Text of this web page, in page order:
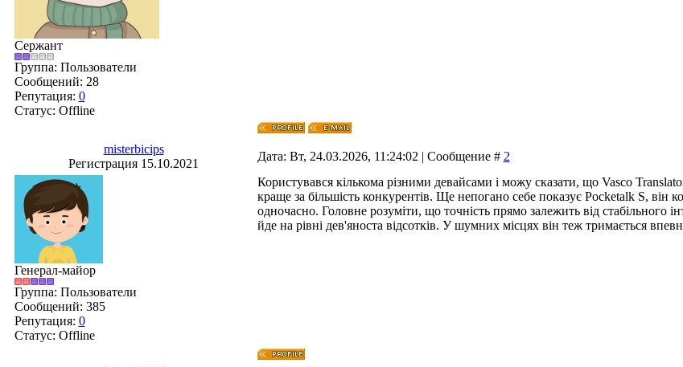
Сержант
Группа: Пользователи
Сообщений: 28
Репутация: 0
Статус: Offline
misterbicips
Регистрация 15.10.2021
Дата: Вт, 24.03.2026, 11:24:02 | Сообщение # 2
Генерал-майор
Группа: Пользователи
Сообщений: 385
Репутация: 0
Статус: Offline
Користувався кількома різними девайсами і можу сказати, що Vasco
краще за більшість конкурентів. Ще непогано себе показує Pocketalk S,
одночасно. Головне розуміти, що точність прямо залежить від стабільного
йде на рівні дев'яноста відсотків. У шумних місцях він теж тримається